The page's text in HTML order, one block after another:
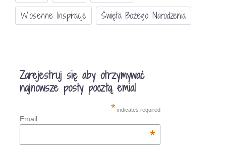
Wiosenne Inspiracje
Święta Bożego Narodzenia
Zarejestruj się aby otrzymywać
najnowsze posty pocztą emial
* indicates required
Email
*